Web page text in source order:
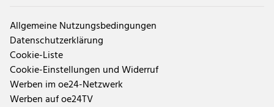
Allgemeine Nutzungsbedingungen
Datenschutzerklärung
Cookie-Liste
Cookie-Einstellungen und Widerruf
Werben im oe24-Netzwerk
Werben auf oe24TV